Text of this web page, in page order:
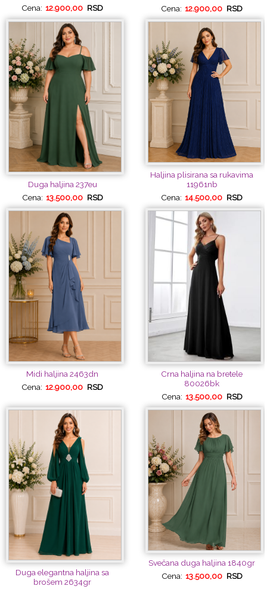
Cena: 12.900,00 RSD
Cena: 12.900,00 RSD
Duga haljina 237eu
Cena: 13.500,00 RSD
Haljina plisirana sa rukavima
11961nb
Cena: 14.500,00 RSD
Midi haljina 2463dn
Cena: 12.900,00 RSD
Crna haljina na bretele
80026bk
Cena: 13.500,00 RSD
Duga elegantna haljina sa
brošem 2634gr
Svečana duga haljina 1840gr
Cena: 13.500,00 RSD